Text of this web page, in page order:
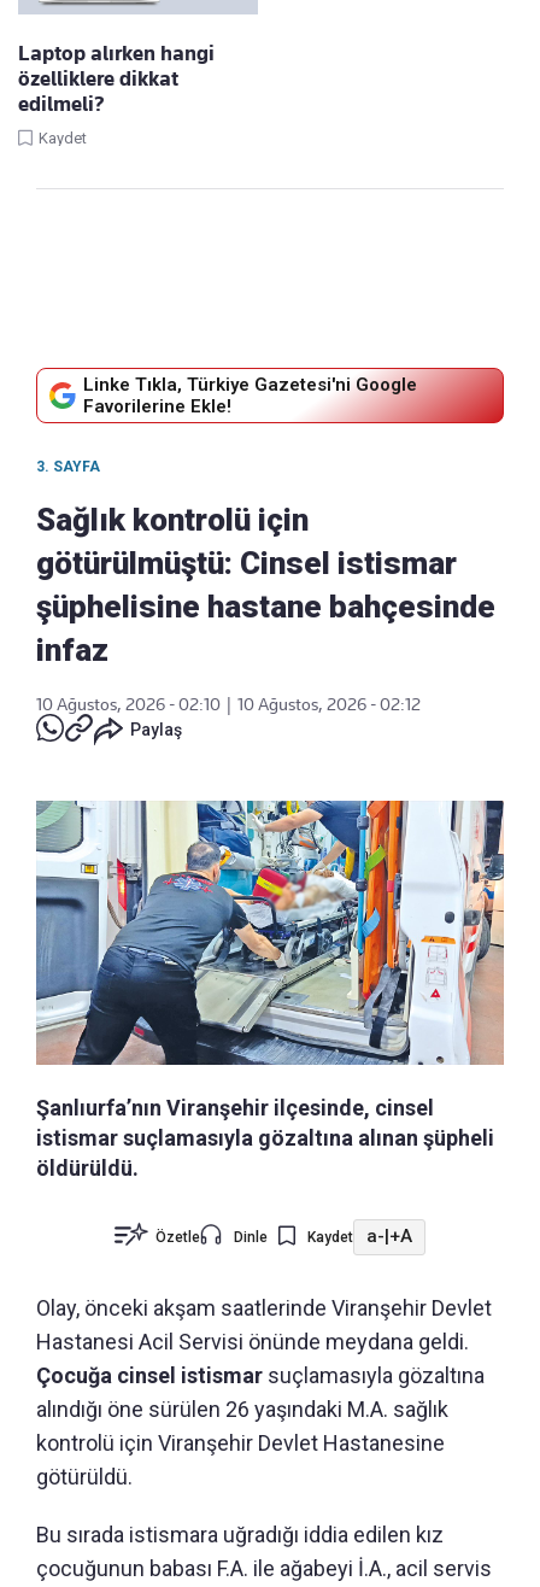
Laptop alırken hangi
özelliklere dikkat
edilmeli?
Kaydet
Linke Tıkla, Türkiye Gazetesi'ni Google
Favorilerine Ekle!
3. SAYFA
Sağlık kontrolü için
götürülmüştü: Cinsel istismar
şüphelisine hastane bahçesinde
infaz
10 Ağustos, 2026 - 02:10
10 Ağustos, 2026 - 02:12
Paylaş
Şanlıurfa’nın Viranşehir ilçesinde, cinsel
istismar suçlamasıyla gözaltına alınan şüpheli
öldürüldü.
Özetle Dinle Kaydet a-|+A
Olay, önceki akşam saatlerinde Viranşehir Devlet
Hastanesi Acil Servisi önünde meydana geldi.
Çocuğa cinsel istismar suçlamasıyla gözaltına
alındığı öne sürülen 26 yaşındaki M.A. sağlık
kontrolü için Viranşehir Devlet Hastanesine
götürüldü.
Bu sırada istismara uğradığı iddia edilen kız
çocuğunun babası F.A. ile ağabeyi İ.A., acil servis